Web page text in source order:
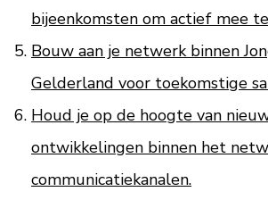
bijeenkomsten om actief mee
Bouw aan je netwerk binnen
Gelderland voor toekomstige
Houd je op de hoogte van
ontwikkelingen binnen het
communicatiekanalen.